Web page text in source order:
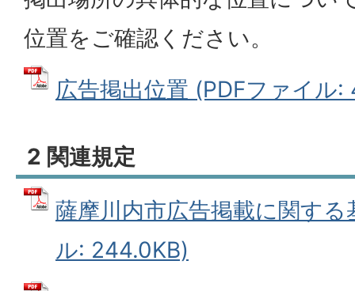
位置をご確認ください。
広告掲出位置 (PDFファイル
2 関連規定
薩摩川内市広告掲載に関す
ル: 244.0KB)